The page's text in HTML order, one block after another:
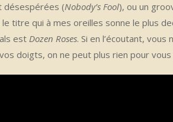
désespérées (Nobody’s Fool), ou un
le titre qui à mes oreilles sonne le plus
est Dozen Roses. Si en l’écoutant, vous
doigts, on ne peut plus rien pour vous